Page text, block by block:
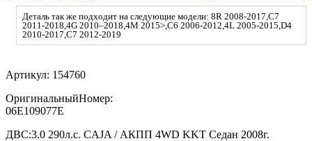
Деталь так же подходит на следующие модели: 8R 2008-2017,C7
2011-2018,4G 2010–2018,4M 2015>,C6 2006-2012,4L 2005-2015,D4
2010-2017,C7 2012-2019
Артикул: 154760
ОригинальныйНомер:
06E109077E
ДВС:3.0 290л.с. CAJA / АКПП 4WD KKT Седан 2008г.